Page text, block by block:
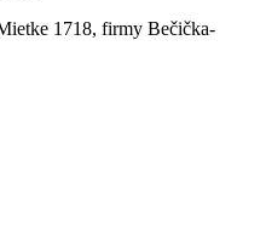
1718, firmy Bečička-